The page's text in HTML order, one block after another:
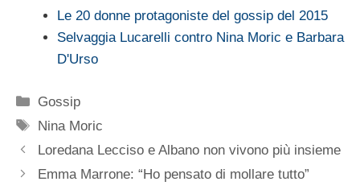
Le 20 donne protagoniste del gossip del 2015
Selvaggia Lucarelli contro Nina Moric e Barbara
D'Urso
Categorie
Gossip
Tag
Nina Moric
Loredana Lecciso e Albano non vivono più insieme
Emma Marrone: “Ho pensato di mollare tutto”